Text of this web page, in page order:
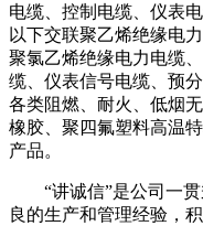
电缆、控制电缆、仪表
以下交联聚乙烯绝缘电
聚氯乙烯绝缘电力电缆
缆、仪表信号电缆、预
各类阻燃、耐火、低烟
橡胶、聚四氟塑料高温
产品。
“讲诚信”是公司一
良的生产和管理经验，